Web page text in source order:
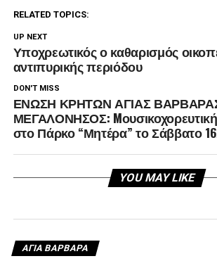
RELATED TOPICS:
UP NEXT
Υποχρεωτικός ο καθαρισμός
αντιπυρικής περιόδου
DON'T MISS
ΕΝΩΣΗ ΚΡΗΤΩΝ ΑΓΙΑΣ
ΜΕΓΑΛΟΝΗΣΟΣ:
στο Πάρκο “Μητέρα” το Σάββατο
YOU MAY LIKE
ΑΓΙΑ ΒΑΡΒΑΡΑ